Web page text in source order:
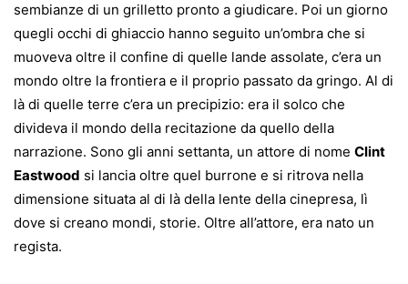
sembianze di un grilletto pronto a giudicare. Poi un giorno
quegli occhi di ghiaccio hanno seguito un’ombra che si
muoveva oltre il confine di quelle lande assolate, c’era un
mondo oltre la frontiera e il proprio passato da gringo. Al di
là di quelle terre c’era un precipizio: era il solco che
divideva il mondo della recitazione da quello della
narrazione. Sono gli anni settanta, un attore di nome Clint
Eastwood si lancia oltre quel burrone e si ritrova nella
dimensione situata al di là della lente della cinepresa, lì
dove si creano mondi, storie. Oltre all’attore, era nato un
regista.